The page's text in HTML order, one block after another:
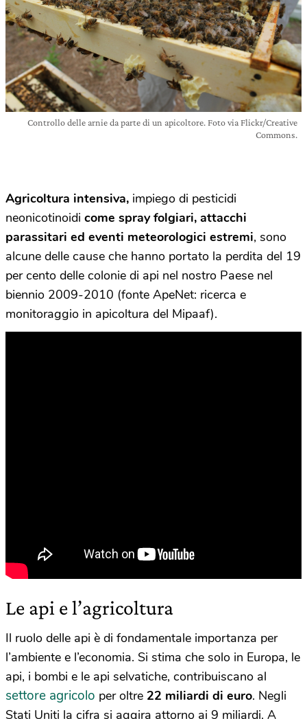
Controllo delle arnie da parte di un apicoltore. Foto via Flickr/Creative
Commons.
Agricoltura intensiva, impiego di pesticidi
neonicotinoidi come spray folgiari, attacchi
parassitari ed eventi meteorologici estremi, sono
alcune delle cause che hanno portato la perdita del 19
per cento delle colonie di api nel nostro Paese nel
biennio 2009-2010 (fonte ApeNet: ricerca e
monitoraggio in apicoltura del Mipaaf).
Le api e l’agricoltura
Il ruolo delle api è di fondamentale importanza per
l’ambiente e l’economia. Si stima che solo in Europa, le
api, i bombi e le api selvatiche, contribuiscano al
settore agricolo per oltre 22 miliardi di euro. Negli
Stati Uniti la cifra si aggira attorno ai 9 miliardi. A